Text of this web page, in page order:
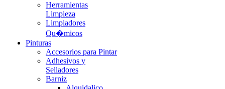
Herramientas
Limpieza
Limpiadores
Qu�micos
Pinturas
Accesorios para Pintar
Adhesivos y
Selladores
Barniz